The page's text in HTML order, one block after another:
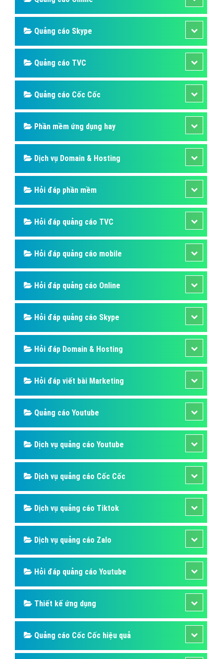
Quảng cáo Skype
Quảng cáo TVC
Quảng cáo Cốc Cốc
Phần mềm ứng dụng hay
Dịch vụ Domain & Hosting
Hỏi đáp phần mềm
Hỏi đáp quảng cáo TVC
Hỏi đáp quảng cáo mobile
Hỏi đáp quảng cáo Online
Hỏi đáp quảng cáo Skype
Hỏi đáp Domain & Hosting
Hỏi đáp viết bài Marketing
Quảng cáo Youtube
Dịch vụ quảng cáo Youtube
Dịch vụ quảng cáo Cốc Cốc
Dịch vụ quảng cáo Tiktok
Dịch vụ quảng cáo Zalo
Hỏi đáp quảng cáo Youtube
Thiết kế ứng dụng
Quảng cáo Cốc Cốc hiệu quả